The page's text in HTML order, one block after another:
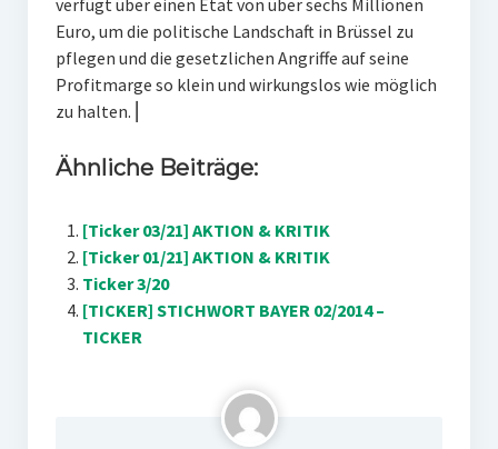
verfügt über einen Etat von über sechs Millionen
Euro, um die politische Landschaft in Brüssel zu
pflegen und die gesetzlichen Angriffe auf seine
Profitmarge so klein und wirkungslos wie möglich
zu halten. ⎜
Ähnliche Beiträge:
[Ticker 03/21] AKTION & KRITIK
[Ticker 01/21] AKTION & KRITIK
Ticker 3/20
[TICKER] STICHWORT BAYER 02/2014 –
TICKER